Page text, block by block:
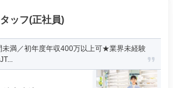
ッフ(正社員)
未満／初年度年収400万以上可★業界未経験